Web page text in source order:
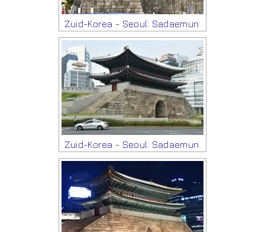
Zuid-Korea - Seoul: Sadaemun
Zuid-Korea - Seoul: Sadaemun